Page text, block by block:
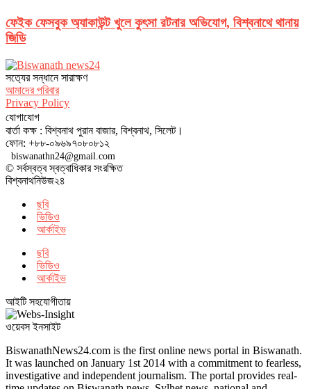
ফেইক ফেসবুক অ্যাকাউন্ট খুলে কুৎসা রটনার অভিযোগ, বিশ্বনাথে থানায়
জিডি
সত‌্যের সন্ধানে সারাক্ষণ
আমাদের পরিবার
Privacy Policy
যোগাযোগ
বার্তা কক্ষ : বিশ্বনাথ পুরান বাজার, বিশ্বনাথ, সিলেট।
ফোন: +৮৮-০৯৬৯৭০৮০৮১২
biswanathn24@gmail.com
© সর্বস্বত্ব স্বত্বাধিকার সংরক্ষিত
বিশ্বনাথনিউজ২৪
ছবি
ভিডিও
আর্কাইভ
ছবি
ভিডিও
আর্কাইভ
আইটি সহযোগীতায়
ওয়েবস ইনসাইট
BiswanathNews24.com is the first online news portal in Biswanath.
It was launched on January 1st 2014 with a commitment to fearless,
investigative and independent journalism. The portal provides real-